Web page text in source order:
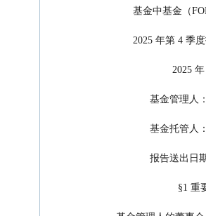
基金中基金（
2025 年第 4
报